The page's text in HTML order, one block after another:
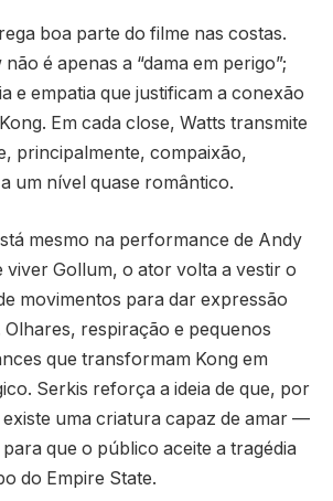
boa parte do filme nas costas.
é apenas a “dama em perigo”;
e empatia que justificam a conexão
Em cada close, Watts transmite
principalmente, compaixão,
um nível quase romântico.
mesmo na performance de Andy
viver Gollum, o ator volta a vestir o
movimentos para dar expressão
Olhares, respiração e pequenos
que transformam Kong em
Serkis reforça a ideia de que, por
uma criatura capaz de amar —
que o público aceite a tragédia
do Empire State.